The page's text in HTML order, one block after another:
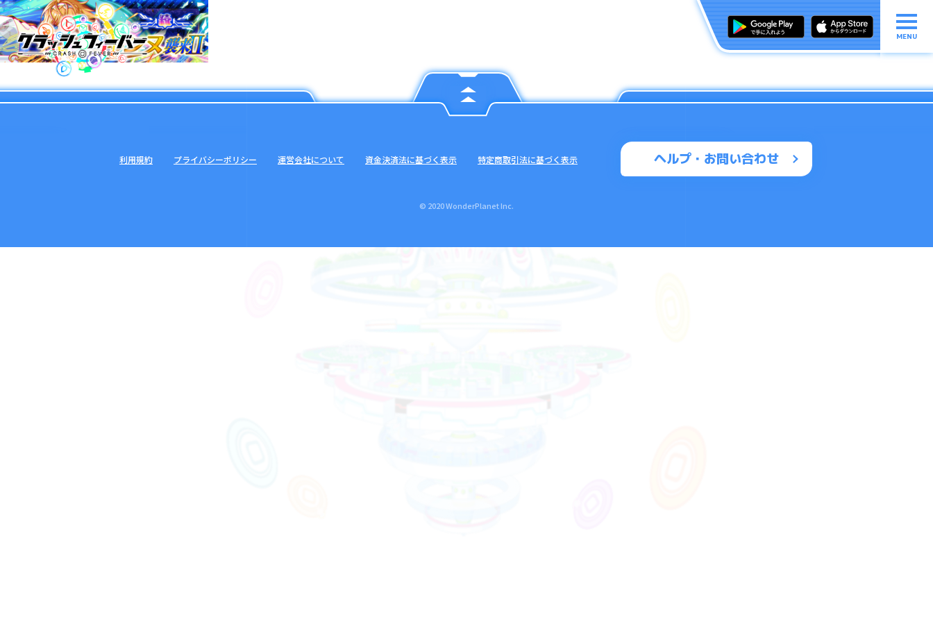
MENU
ヘルプ・お問い合わせ
利用規約 プライバシーポリシー 運営会社について 資金決済法に基づく表示 特定商取引法に基づく表示
© 2020 WonderPlanet Inc.